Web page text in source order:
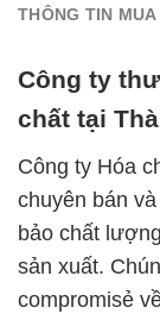
THÔNG TIN MUA
Công ty
chất tại
Công ty Hóa
chuyên bán
bảo chất
sản xuất.
compromisẻ